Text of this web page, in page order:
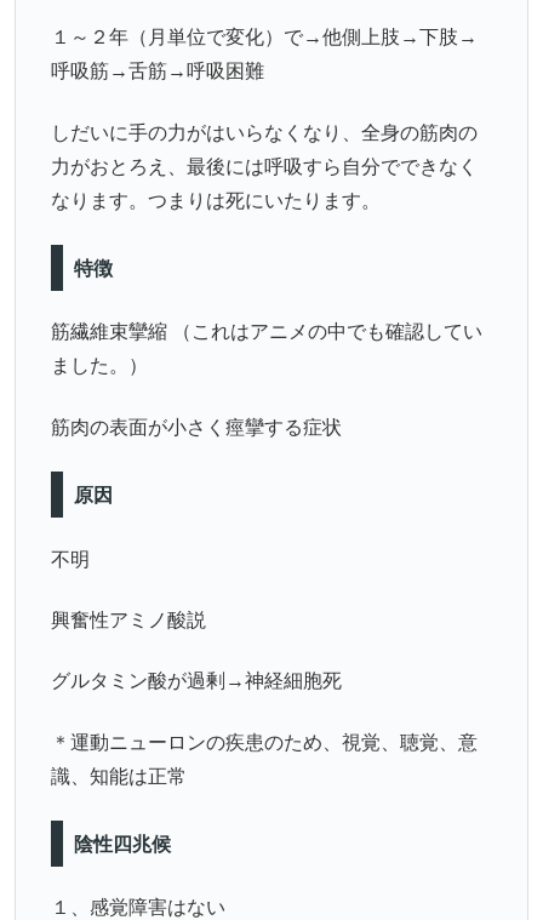
１～２年（月単位で変化）で→他側上肢→下肢→
呼吸筋→舌筋→呼吸困難
しだいに手の力がはいらなくなり、全身の筋肉の
力がおとろえ、最後には呼吸すら自分でできなく
なります。つまりは死にいたります。
特徴
筋繊維束攣縮 （これはアニメの中でも確認してい
ました。）
筋肉の表面が小さく痙攣する症状
原因
不明
興奮性アミノ酸説
グルタミン酸が過剰→神経細胞死
＊運動ニューロンの疾患のため、視覚、聴覚、意
識、知能は正常
陰性四兆候
１、感覚障害はない